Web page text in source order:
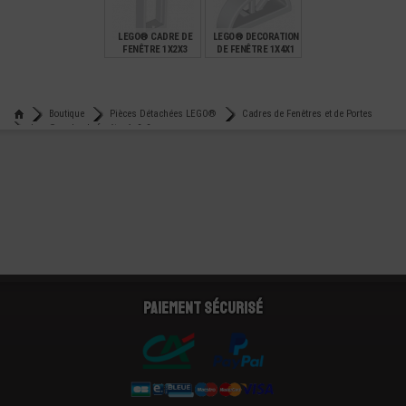
LEGO® CADRE DE
FENÊTRE 1X2X3
LEGO® DECORATION
DE FENÊTRE 1X4X1
Boutique
Pièces Détachées LEGO®
Cadres de Fenêtres et de Portes
Lego® cadre de fenêtre 1x2x2
Paiement sécurisé